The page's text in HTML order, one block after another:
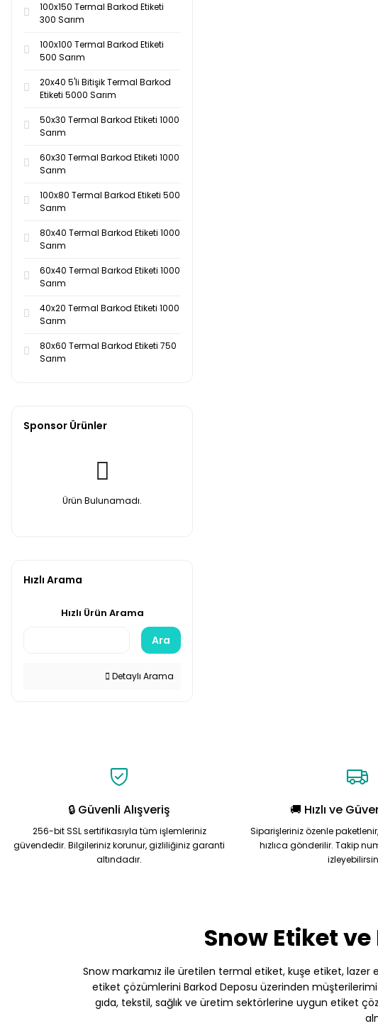
107-Lila (3)
108-Kırmızı (3)
109-Koyu Mavi (3)
110-Hardal (3)
111-Krem (3)
113-Mor (3)
114-Rodamin (3)
100x150 Termal Barkod Etiketi
300 Sarım
100x100 Termal Barkod Etiketi
500 Sarım
20x40 5'li Bitişik Termal Barkod
Etiketi 5000 Sarım
50x30 Termal Barkod Etiketi 1000
Sarım
60x30 Termal Barkod Etiketi 1000
Sarım
100x80 Termal Barkod Etiketi 500
Sarım
80x40 Termal Barkod Etiketi 1000
Sarım
60x40 Termal Barkod Etiketi 1000
Sarım
40x20 Termal Barkod Etiketi 1000
Sarım
80x60 Termal Barkod Etiketi 750
Sarım
Sponsor Ürünler
Ürün Bulunamadı.
Hızlı Arama
Hızlı Ürün Arama
Ara
Detaylı Arama
🔒 Güvenli Alışveriş
256-bit SSL sertifikasıyla tüm işlemleriniz
güvendedir. Bilgileriniz korunur, gizliliğiniz garanti
altındadır.
🚚 Hızlı ve
Siparişleriniz özenle
hızlıca gönderilir. Takip
Snow Etiket
Snow markamız ile üretilen termal etiket, kuşe etiket, lazer
etiket çözümlerini Barkod Deposu üzerinden
gıda, tekstil, sağlık ve üretim sektörlerine uygun etiket